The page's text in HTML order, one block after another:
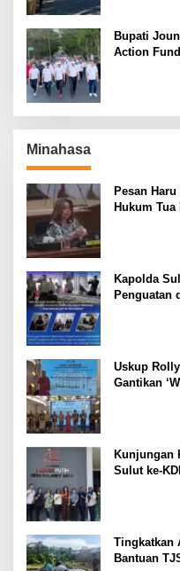
Bupati
Action
Minahasa
Pesan
Hukum Tua
Kapolda
Penguatan
Uskup
Gantikan
Kunjungan
Sulut ke-
Tingkatkan
Bantuan